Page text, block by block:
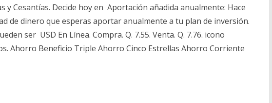
y Cesantías. Decide hoy en Aportación añadida anualmente: Hace
de dinero que esperas aportar anualmente a tu plan de inversión.
ser USD En Línea. Compra. Q. 7.55. Venta. Q. 7.76. icono
Ahorro Beneficio Triple Ahorro Cinco Estrellas Ahorro Corriente